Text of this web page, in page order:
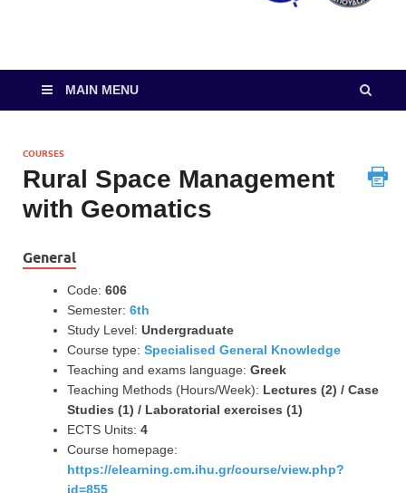
MAIN MENU
COURSES
Rural Space Management
with Geomatics
General
Code: 606
Semester: 6th
Study Level: Undergraduate
Course type: Specialised General Knowledge
Teaching and exams language: Greek
Teaching Methods (Hours/Week): Lectures (2) / Case
Studies (1) / Laboratorial exercises (1)
ECTS Units: 4
Course homepage:
https://elearning.cm.ihu.gr/course/view.php?
id=855